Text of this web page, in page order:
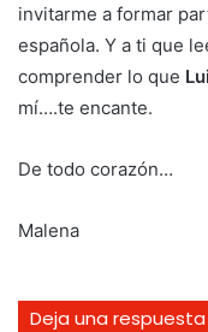
invitarme a formar
española. Y a ti que
comprender lo que
mí….te encante.
De todo corazón…
Malena
Deja una respuesta